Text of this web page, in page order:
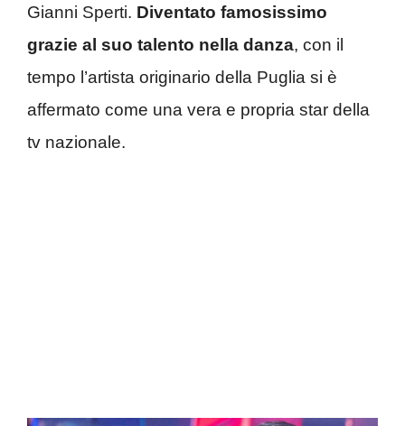
Gianni Sperti. Diventato famosissimo
grazie al suo talento nella danza, con il
tempo l’artista originario della Puglia si è
affermato come una vera e propria star della
tv nazionale.